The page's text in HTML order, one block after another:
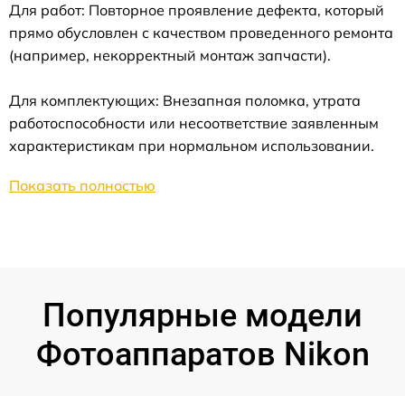
Для работ: Повторное проявление дефекта, который
прямо обусловлен с качеством проведенного ремонта
(например, некорректный монтаж запчасти).
Для комплектующих: Внезапная поломка, утрата
работоспособности или несоответствие заявленным
характеристикам при нормальном использовании.
Показать полностью
Популярные модели
Фотоаппаратов Nikon